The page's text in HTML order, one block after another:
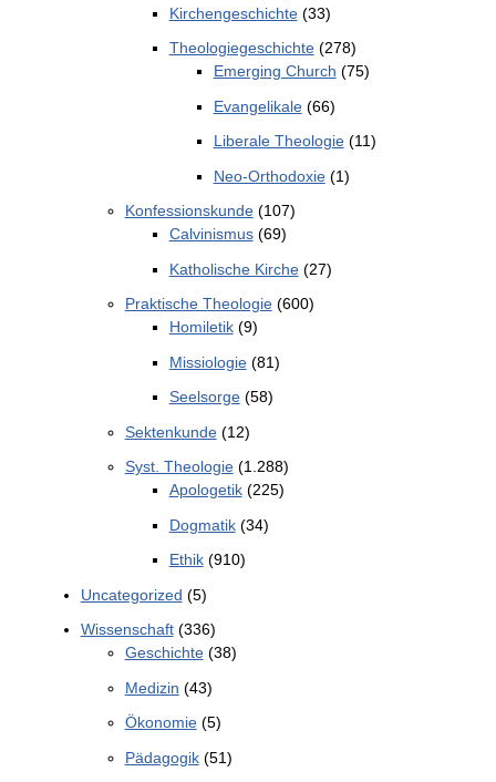
Kirchengeschichte(33)
Theologiegeschichte(278)
Emerging Church (75)
Evangelikale(66)
Liberale Theologie(11)
Neo-Orthodoxie(1)
Konfessionskunde(107)
Calvinismus(69)
Katholische Kirche(27)
Praktische Theologie(600)
Homiletik(9)
Missiologie(81)
Seelsorge(58)
Sektenkunde(12)
Syst. Theologie(1.288)
Apologetik(225)
Dogmatik(34)
Ethik(910)
Uncategorized (5)
Wissenschaft(336)
Geschichte(38)
Medizin (43)
Ökonomie(5)
Pädagogik(51)